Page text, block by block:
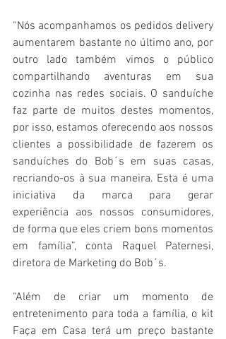
“Nós acompanhamos os pedidos delivery
aumentarem bastante no último ano, por
outro lado também vimos o público
compartilhando aventuras em sua
cozinha nas redes sociais. O sanduíche
faz parte de muitos destes momentos,
por isso, estamos oferecendo aos nossos
clientes a possibilidade de fazerem os
sanduíches do Bob´s em suas casas,
recriando-os à sua maneira. Esta é uma
iniciativa da marca para gerar
experiência aos nossos consumidores,
de forma que eles criem bons momentos
em família”, conta Raquel Paternesi,
diretora de Marketing do Bob´s.
“Além de criar um momento de
entretenimento para toda a família, o kit
Faça em Casa terá um preço bastante